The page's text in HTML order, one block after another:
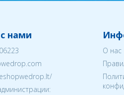
нами
О нас